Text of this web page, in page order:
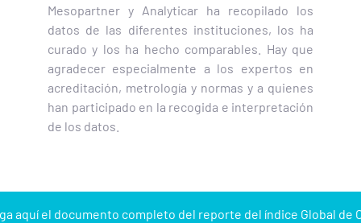
Mesopartner y Analyticar ha recopilado los
datos de las diferentes instituciones, los ha
curado y los ha hecho comparables. Hay que
agradecer especialmente a los expertos en
acreditación, metrología y normas y a quienes
han participado en la recogida e interpretación
de los datos.
aquí el documento completo del reporte del índice Global de